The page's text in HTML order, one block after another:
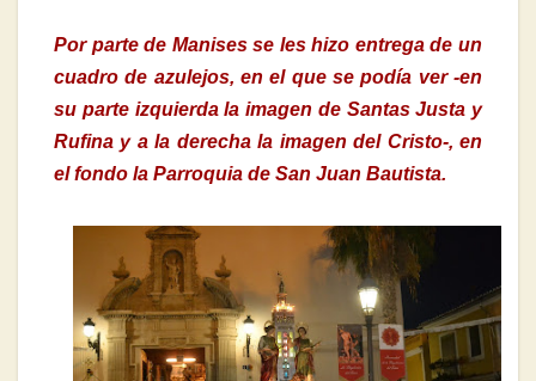
Por parte de Manises se les hizo entrega de un
cuadro de azulejos, en el que se podía ver -en
su parte izquierda la imagen de Santas Justa y
Rufina y a la derecha la imagen del Cristo-, en
el fondo la Parroquia de San Juan Bautista.